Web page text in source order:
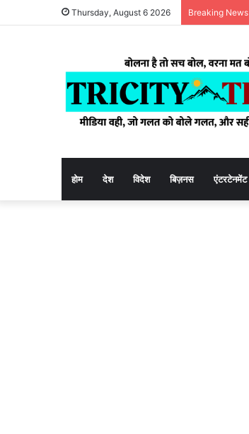
Thursday, August 6 2026 Breaking News
होम देश विदेश बिज़नस एंटरटेनमेंट